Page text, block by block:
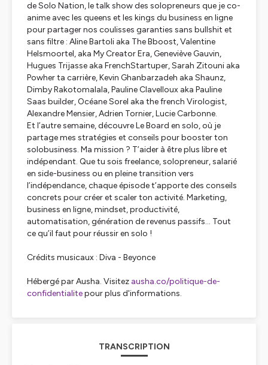
de Solo Nation, le talk show des solopreneurs que je co-
anime avec les queens et les kings du business en ligne
pour partager nos coulisses garanties sans bullshit et
sans filtre : Aline Bartoli aka The Bboost, Valentine
Helsmoortel, aka My Creator Era, Geneviève Gauvin,
Hugues Trijasse aka FrenchStartuper, Sarah Zitouni aka
Powher ta carrière, Kevin Ghanbarzadeh aka Shaunz,
Dimby Rakotomalala, Pauline Clavelloux aka Pauline
Saas builder, Océane Sorel aka the french Virologist,
Alexandre Mensier, Adrien Tornier, Lucie Carbonne.
Et l’autre semaine, découvre Le Board en solo, où je
partage mes stratégies et conseils pour booster ton
solobusiness. Ma mission ? T’aider à être plus libre et
indépendant. Que tu sois freelance, solopreneur, salarié
en side-business ou en pleine transition vers
l’indépendance, chaque épisode t’apporte des conseils
concrets pour créer et scaler ton activité. Marketing,
business en ligne, mindset, productivité,
automatisation, génération de revenus passifs… Tout
ce qu’il faut pour réussir en solo !
Crédits musicaux : Diva - Beyonce
Hébergé par Ausha. Visitez ausha.co/politique-de-
confidentialitepour plus d'informations.
TRANSCRIPTION